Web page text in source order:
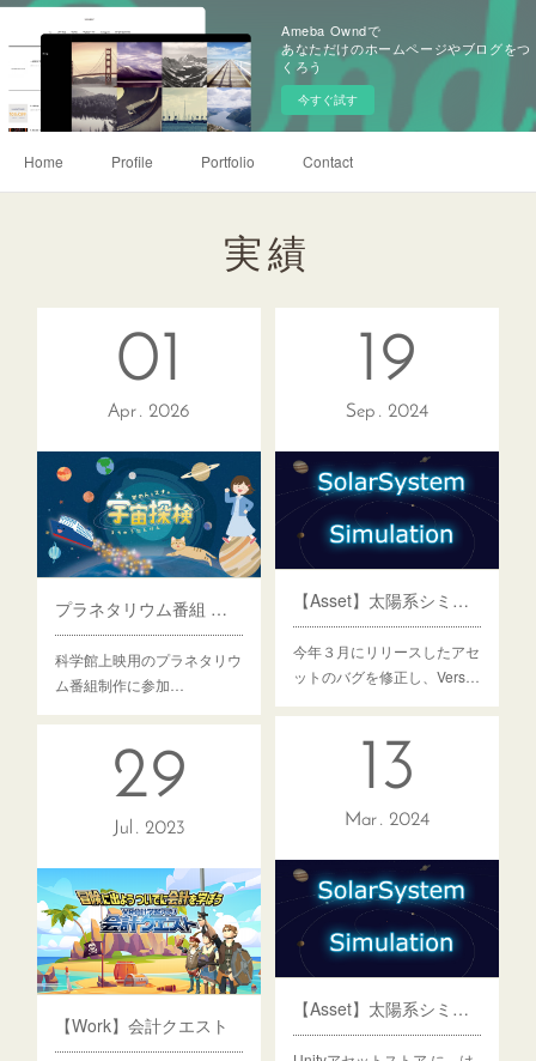
Ameba Owndで
あなただけのホームページやブログをつ
くろう
今すぐ試す
Home Profile Portfolio Contact
実績
01
Apr 2026
プラネタリウム番組 フルドーム映像制作（2026）
科学館上映用のプラネタリウ
ム番組制作に参加…
19
Sep 2024
【Asset】太陽系シミュレーション Ver1.1
今年３月にリリースしたアセ
ットのバグを修正し、Vers…
13
Mar 2024
【Asset】太陽系シミュレーション
29
Jul 2023
【Work】会計クエスト